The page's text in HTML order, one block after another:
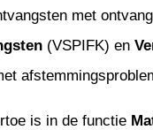
met
(VSPIFK) en
is in de functie